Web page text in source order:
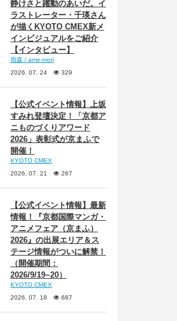
静けさと躍動のあいだ。イ
ラストレーター・千瑛さん
が描くKYOTO CMEX新メ
インビジュアルをご紹介
【インタビュー】
雨森 / ame-mori
2026. 07. 24
329
【公式イベント情報】上坂
すみれ登壇決定！「京都ア
ニものづくりアワード
2026」表彰式が京まふで
開催！
KYOTO CMEX
2026. 07. 21
267
【公式イベント情報】最新
情報！『京都国際マンガ・
アニメフェア（京まふ）
2026』の出展エリア＆ス
テージ情報がついに解禁！
（開催期間：
2026/9/19~20）
KYOTO CMEX
2026. 07. 18
687